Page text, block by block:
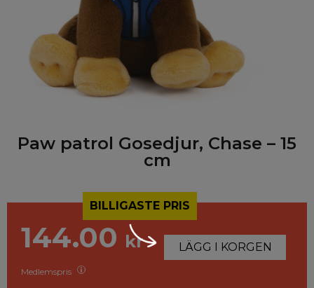
Paw patrol Gosedjur, Chase – 15
cm
BILLIGASTE PRIS
144.00 kr
Medlemspris
LÄGG I KORGEN